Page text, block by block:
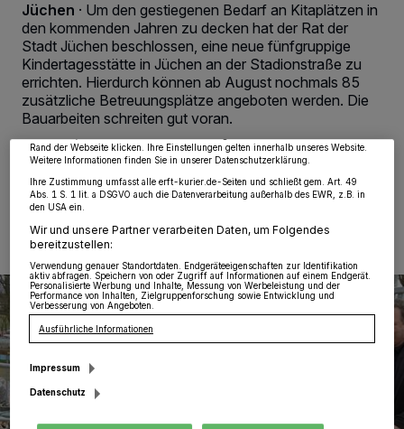
Jüchen · Um den gestiegenen Bedarf an Kitaplätzen in
den kommenden Jahren zu decken hat der Rat der
Stadt Jüchen beschlossen, eine neue fünfgruppige
Kindertagesstätte in Jüchen an der Stadionstraße zu
errichten. Hierdurch können ab August nochmals 85
zusätzliche Betreuungsplätze angeboten werden. Die
Bauarbeiten schreiten gut voran.
03.03.2024 , 08:00 Uhr 2 Minuten Lesezeit
Wir und unsere218-Partner speichern und greifen auf personenbezogene Daten
wie Browserdaten oder eindeutige Kennungen auf Ihrem Gerät zu. Durch Auswahl
von OK aktivieren Sie Tracking-Technologien für die unter „Wir und unsere
Partner verarbeiten Daten, um Ihnen Dienste bereitzustellen“ aufgeführten
Zwecke. Wenn Tracker deaktiviert sind, sind manche Inhalte und Anzeigen
möglicherweise nicht mehr so relevant für Sie. Sie können dieses Menü jederzeit
wieder aufrufen, um Ihre Einstellungen zu ändern oder Ihre Einwilligung zu
Rand der Webseite klicken. Ihre Einstellungen gelten innerhalb unseres Website.
Weitere Informationen finden Sie in unserer Datenschutzerklärung.
Ihre Zustimmung umfasst alle erft-kurier.de-Seiten und schließt gem. Art. 49
Abs. 1 S. 1 lit. a DSGVO auch die Datenverarbeitung außerhalb des EWR, z.B. in
den USA ein.
Wir und unsere Partner verarbeiten Daten, um Folgendes
bereitzustellen:
Verwendung genauer Standortdaten. Endgeräteeigenschaften zur Identifikation
aktiv abfragen. Speichern von oder Zugriff auf Informationen auf einem Endgerät.
Personalisierte Werbung und Inhalte, Messung von Werbeleistung und der
Performance von Inhalten, Zielgruppenforschung sowie Entwicklung und
Verbesserung von Angeboten.
Ausführliche Informationen
Impressum
Datenschutz